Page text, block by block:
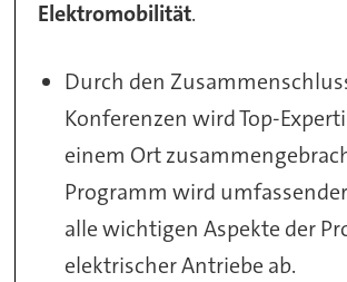
Elektromobilität.
Durch den
Konferenzen wird Top-
einem Ort
Programm wird
alle wichtigen Aspekte der
elektrischer Antriebe ab.